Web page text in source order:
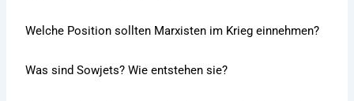
Welche Position sollten Marxisten im Krieg einnehmen?
Was sind Sowjets? Wie entstehen sie?